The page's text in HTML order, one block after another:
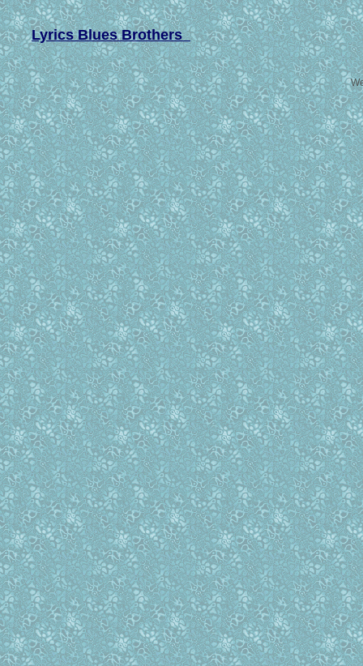
Lyrics Blues Brothers